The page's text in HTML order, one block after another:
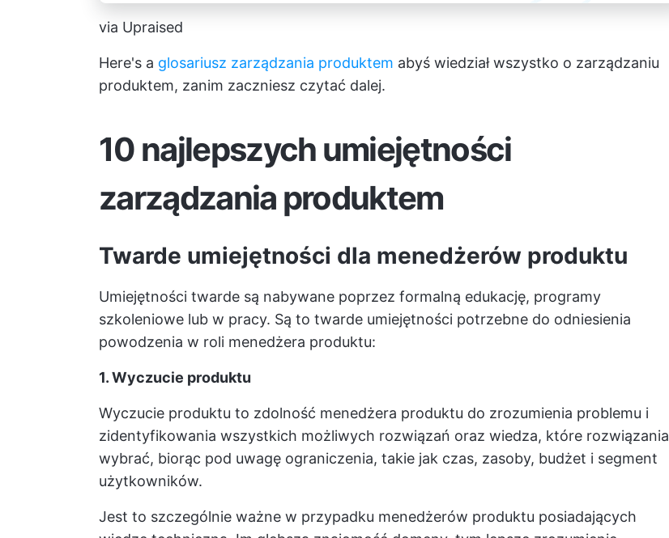
via Upraised
Here's a glosariusz zarządzania produktem abyś wiedział wszystko o zarządzaniu
produktem, zanim zaczniesz czytać dalej.
10 najlepszych umiejętności
zarządzania produktem
Twarde umiejętności dla menedżerów produktu
Umiejętności twarde są nabywane poprzez formalną edukację, programy
szkoleniowe lub w pracy. Są to twarde umiejętności potrzebne do odniesienia
powodzenia w roli menedżera produktu:
1. Wyczucie produktu
Wyczucie produktu to zdolność menedżera produktu do zrozumienia problemu i
zidentyfikowania wszystkich możliwych rozwiązań oraz wiedza, które rozwiązania
wybrać, biorąc pod uwagę ograniczenia, takie jak czas, zasoby, budżet i segment
użytkowników.
Jest to szczególnie ważne w przypadku menedżerów produktu posiadających